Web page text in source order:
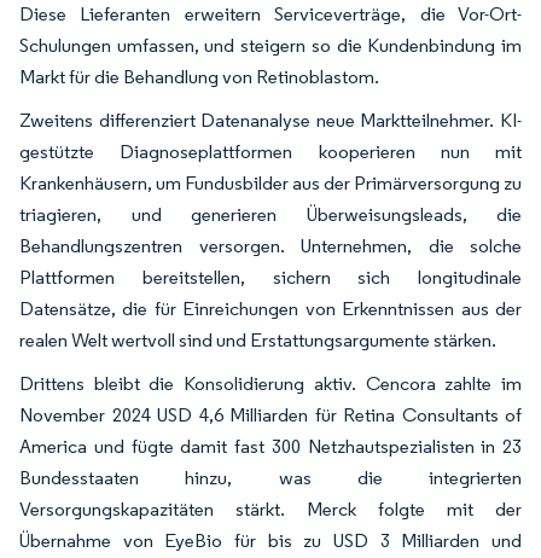
Diese Lieferanten erweitern Serviceverträge, die Vor-Ort-
Schulungen umfassen, und steigern so die Kundenbindung im
Markt für die Behandlung von Retinoblastom.
Zweitens differenziert Datenanalyse neue Marktteilnehmer. KI-
gestützte Diagnoseplattformen kooperieren nun mit
Krankenhäusern, um Fundusbilder aus der Primärversorgung zu
triagieren, und generieren Überweisungsleads, die
Behandlungszentren versorgen. Unternehmen, die solche
Plattformen bereitstellen, sichern sich longitudinale
Datensätze, die für Einreichungen von Erkenntnissen aus der
realen Welt wertvoll sind und Erstattungsargumente stärken.
Drittens bleibt die Konsolidierung aktiv. Cencora zahlte im
November 2024 USD 4,6 Milliarden für Retina Consultants of
America und fügte damit fast 300 Netzhautspezialisten in 23
Bundesstaaten hinzu, was die integrierten
Versorgungskapazitäten stärkt. Merck folgte mit der
Übernahme von EyeBio für bis zu USD 3 Milliarden und